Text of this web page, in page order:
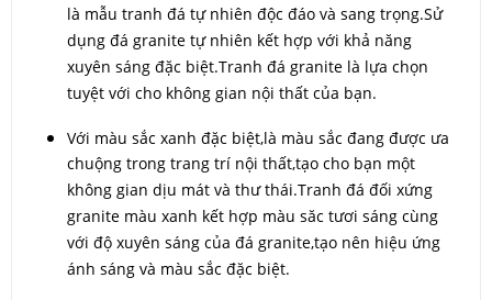
là mẫu tranh đá tự nhiên độc đáo và sang trọng.Sử
dụng đá granite tự nhiên kết hợp với khả năng
xuyên sáng đặc biệt.Tranh đá granite là lựa chọn
tuyệt với cho không gian nội thất của bạn.
Với màu sắc xanh đặc biệt,là màu sắc đang được ưa
chuộng trong trang trí nội thất,tạo cho bạn một
không gian dịu mát và thư thái.Tranh đá đối xứng
granite màu xanh kết hợp màu săc tươi sáng cùng
với độ xuyên sáng của đá granite,tạo nên hiệu ứng
ánh sáng và màu sắc đặc biệt.